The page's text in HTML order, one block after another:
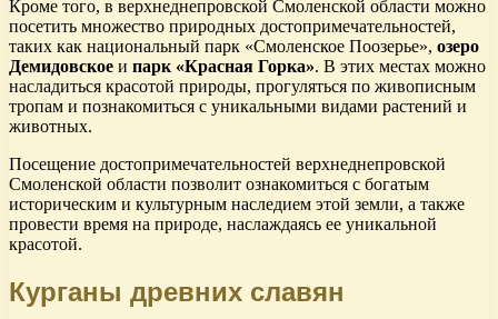
Кроме того, в верхнеднепровской Смоленской области можно
посетить множество природных достопримечательностей,
таких как национальный парк «Смоленское Поозерье», озеро
Демидовское и парк «Красная Горка». В этих местах можно
насладиться красотой природы, прогуляться по живописным
тропам и познакомиться с уникальными видами растений и
животных.
Посещение достопримечательностей верхнеднепровской
Смоленской области позволит ознакомиться с богатым
историческим и культурным наследием этой земли, а также
провести время на природе, наслаждаясь ее уникальной
красотой.
Курганы древних славян